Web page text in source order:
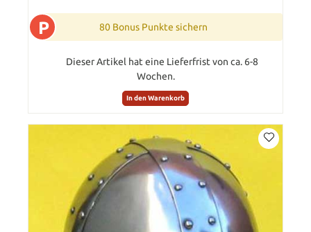
P 80 Bonus Punkte sichern
Dieser Artikel hat eine Lieferfrist von ca. 6-8
Wochen.
In den Warenkorb